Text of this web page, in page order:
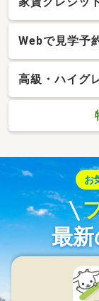
Webで見学予
高級・ハイグ
お
最